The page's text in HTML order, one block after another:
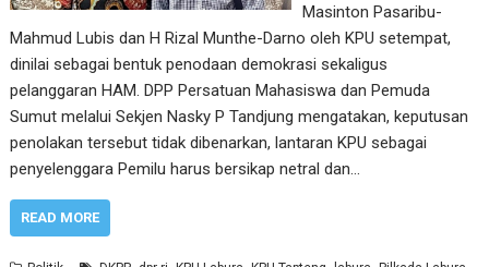
Masinton Pasaribu-
Mahmud Lubis dan H Rizal Munthe-Darno oleh KPU setempat,
dinilai sebagai bentuk penodaan demokrasi sekaligus
pelanggaran HAM. DPP Persatuan Mahasiswa dan Pemuda
Sumut melalui Sekjen Nasky P Tandjung mengatakan, keputusan
penolakan tersebut tidak dibenarkan, lantaran KPU sebagai
penyelenggara Pemilu harus bersikap netral dan…
READ MORE